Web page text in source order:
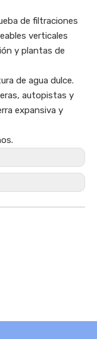
de filtraciones
verticales
y plantas de
de agua dulce.
autopistas y
expansiva y